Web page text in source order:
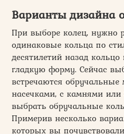
Варианты дизайна
При выборе колец, нужно
одинаковые кольца по
десятилетий назад
гладкую форму. Сейчас
встречаются обручальные
насечками, с камнями
выбрать обручальные
Примерив несколько
которых вы